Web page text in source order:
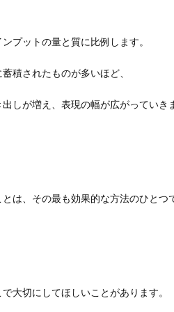
プットの量と質に比例します。
積されたものが多いほど、
しが増え、表現の幅が広がっていき
とは、その最も効果的な方法のひと
大切にしてほしいことがあります。